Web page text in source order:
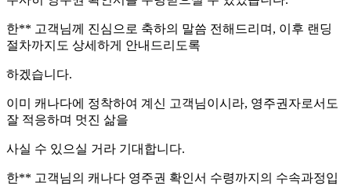
한** 고객님께 진심으로 축하의 말씀 전해드리며, 이후 랜딩
절차까지도 상세하게 안내드리도록
하겠습니다.
이미 캐나다에 정착하여 계신 고객님이시라, 영주권자로서도
잘 적응하며 멋진 삶을
사실 수 있으실 거라 기대합니다.
한** 고객님의 캐나다 영주권 확인서 수령까지의 수속과정입